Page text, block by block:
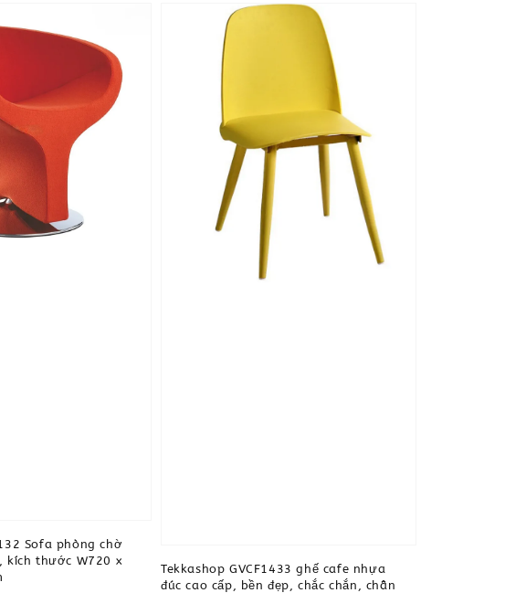
Sofa phòng chờ
kích thước W720 x
Tekkashop GVCF1433 ghế cafe nhựa
đúc cao cấp, bền đẹp, chắc chắn, chân